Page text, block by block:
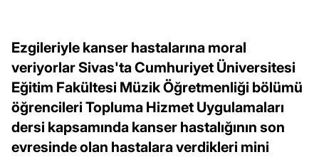
Ezgileriyle kanser hastalarına moral
veriyorlar Sivas'ta Cumhuriyet Üniversitesi
Eğitim Fakültesi Müzik Öğretmenliği bölümü
öğrencileri Topluma Hizmet Uygulamaları
dersi kapsamında kanser hastalığının son
evresinde olan hastalara verdikleri mini